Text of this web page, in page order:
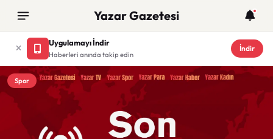
Yazar Gazetesi
Uygulamayı İndir
Haberleri anında takip edin
İndir
Spor